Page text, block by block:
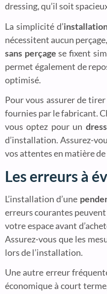
dressing, qu’il soit
La simplicité d’
nécessitent aucun
sans perçage se fixent
permet également de
optimisé.
Pour vous assurer de
fournies par le fabricant.
vous optez pour un
d’installation. Assurez-
vos attentes en matière
Les erreurs à
L’installation d’une
erreurs courantes
votre espace avant
Assurez-vous que les
lors de l’installation.
Une autre erreur
économique à court